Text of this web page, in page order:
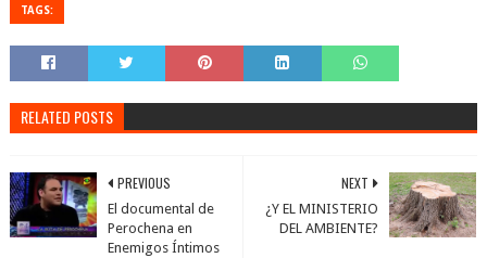
TAGS:
RELATED POSTS
NEXT
¿Y EL MINISTERIO
DEL AMBIENTE?
PREVIOUS
El documental de
Perochena en
Enemigos Íntimos